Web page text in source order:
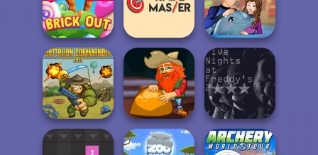
The Smurfs:
Cooking
Color Pixel Art
Neon War
Brick Out Knife Master
My Dolphin Show
9